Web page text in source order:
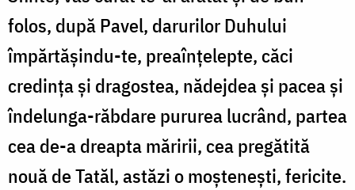
folos, după Pavel, darurilor Duhului
împărtăşindu-te, preaînţelepte, căci
credinţa şi dragostea, nădej­dea şi pacea şi
îndelunga-răbdare pururea lucrând, partea
cea de-a dreapta măririi, cea pregătită
nouă de Tatăl, astăzi o moşteneşti, fericite.